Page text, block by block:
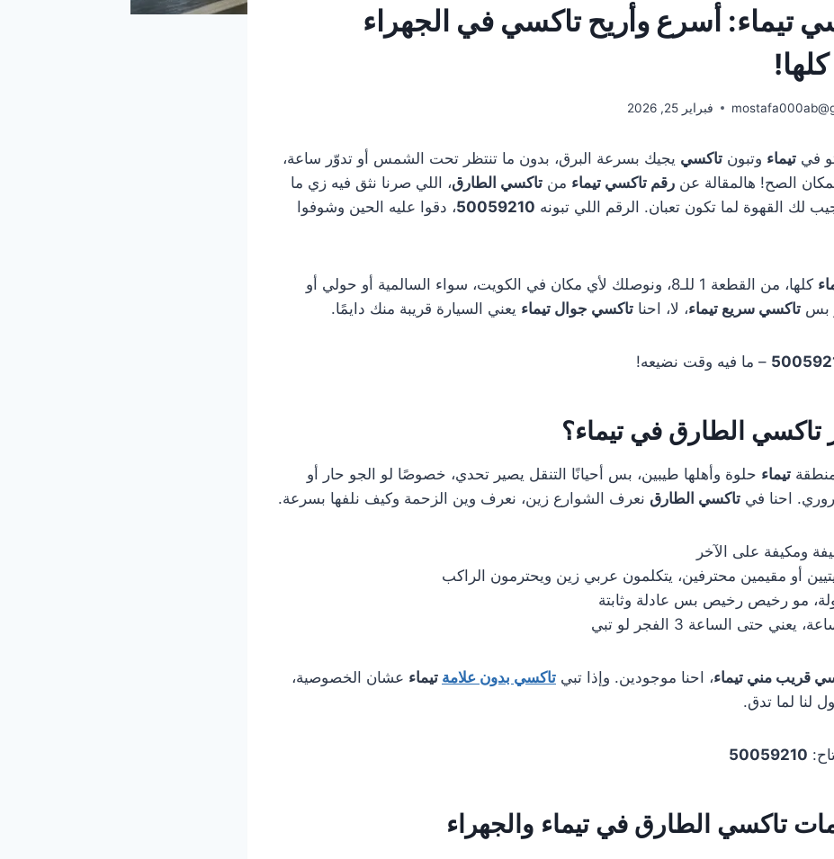
تيماء: أسرع وأريح تاكسي في الجهراء
فبراير 25, 2026
في تيماء وتبون تاكسي يجيك بسرعة البرق، بدون ما تنتظر تحت الشمس أو تدوّر ساعة،
الصح! هالمقالة عن رقم تاكسي تيماء من تاكسي الطارق، اللي صرنا نثق فيه زي ما
لك القهوة لما تكون تعبان. الرقم اللي تبونه 50059210، دقوا عليه الحين وشوفوا
كلها، من القطعة 1 للـ8، ونوصلك لأي مكان في الكويت، سواء السالمية أو حولي أو
بس تاكسي سريع تيماء، لا، احنا تاكسي جوال تيماء يعني السيارة قريبة منك دايمًا.
– ما فيه وقت نضيعه!
تاكسي الطارق في تيماء؟
تيماء حلوة وأهلها طيبين، بس أحيانًا التنقل يصير تحدي، خصوصًا لو الجو حار أو
احنا في تاكسي الطارق نعرف الشوارع زين، نعرف وين الزحمة وكيف نلفها بسرعة.
ومكيفة على الآخر
أو مقيمين محترفين، يتكلمون عربي زين ويحترمون الراكب
مو رخيص رخيص بس عادلة وثابتة
قريب مني تيماء، احنا موجودين. وإذا تبي تاكسي بدون علامة تيماء عشان الخصوصية،
لنا لما تدق.
50059210
تاكسي الطارق في تيماء والجهراء